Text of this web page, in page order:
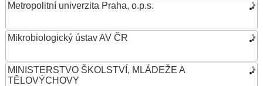
Metropolitní univerzita Praha, o.p.s.
Mikrobiologický ústav AV ČR
MINISTERSTVO ŠKOLSTVÍ, MLÁDEŽE A
TĚLOVÝCHOVY